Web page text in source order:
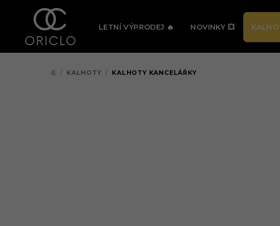
🔥 PRÁVĚ TEĎ
LETNÍ VÝPRODEJ 🔥 NOVINKY 💥
DOMŮ
/ KALHOTY / KALHOTY KANCELÁŘKY